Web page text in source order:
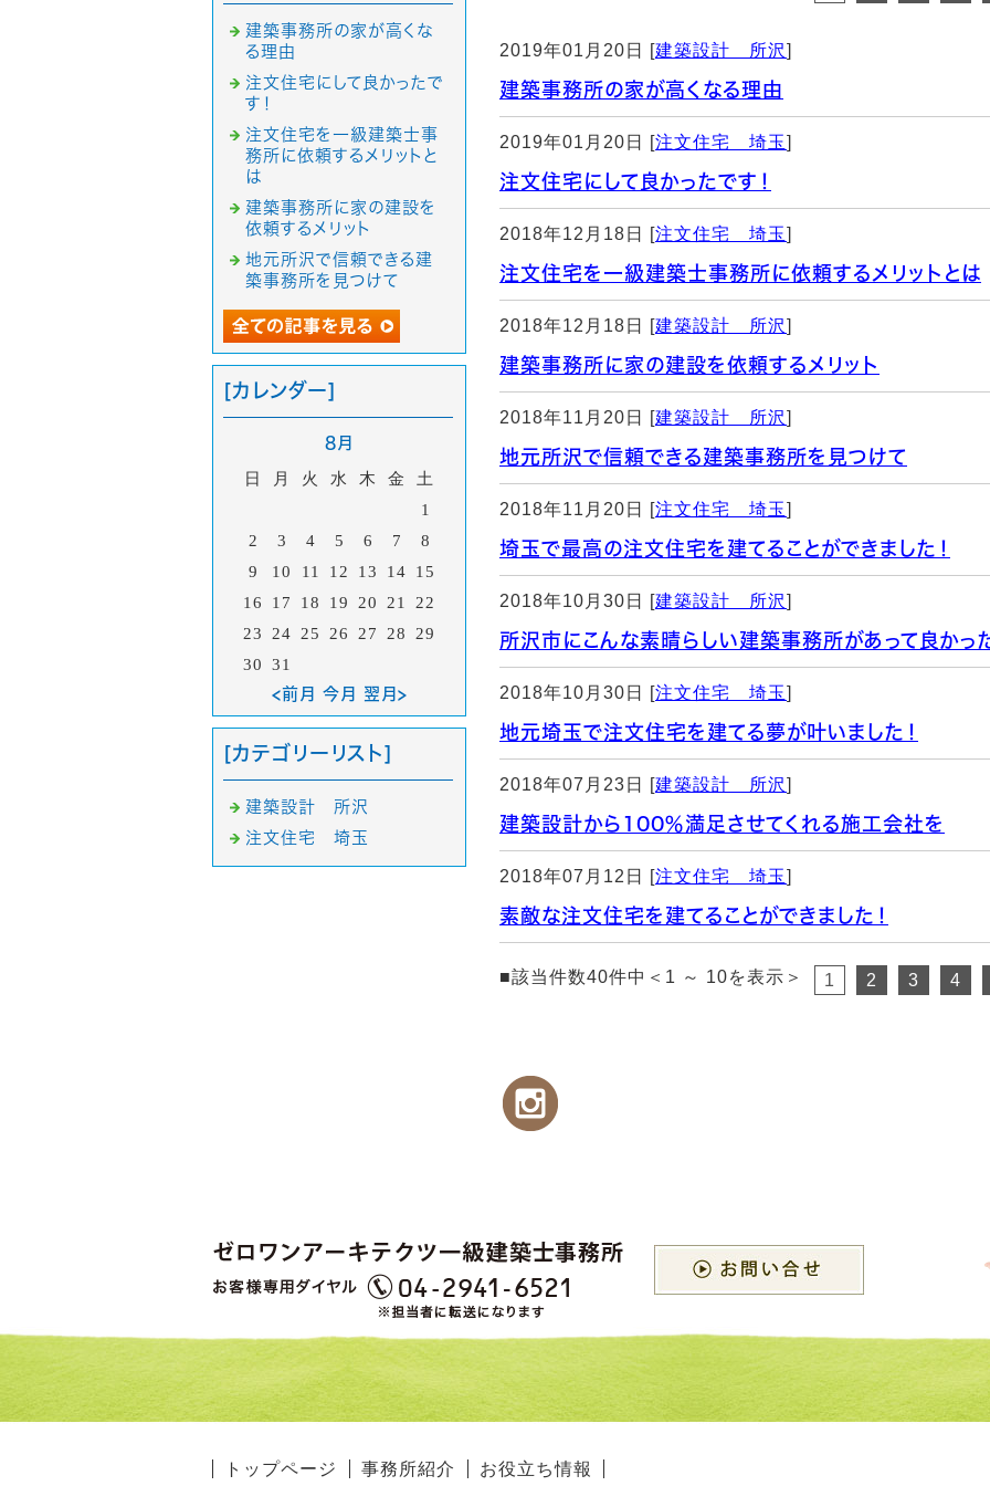
2019年01月20日 [建築設計 所沢]
建築事務所の家が高くなる理由
2019年01月20日 [注文住宅 埼玉]
注文住宅にして良かったです！
2018年12月18日 [注文住宅 埼玉]
注文住宅を一級建築士事務所に依頼するメリットとは
2018年12月18日 [建築設計 所沢]
建築事務所に家の建設を依頼するメリット
2018年11月20日 [建築設計 所沢]
地元所沢で信頼できる建築事務所を見つけて
2018年11月20日 [注文住宅 埼玉]
埼玉で最高の注文住宅を建てることができました！
2018年10月30日 [建築設計 所沢]
所沢市にこんな素晴らしい建築事務所があって良かっ
2018年10月30日 [注文住宅 埼玉]
地元埼玉で注文住宅を建てる夢が叶いました！
2018年07月23日 [建築設計 所沢]
建築設計から100％満足させてくれる施工会社を
2018年07月12日 [注文住宅 埼玉]
素敵な注文住宅を建てることができました！
■該当件数40件中＜1 ～ 10を表示＞ 1 2 3 4
建築事務所の家が高くな
る理由
注文住宅にして良かったで
す！
注文住宅を一級建築士事
務所に依頼するメリットと
は
建築事務所に家の建設を
依頼するメリット
地元所沢で信頼できる建
築事務所を見つけて
[カレンダー]
8月
日 月 火 水 木 金
土
1
2
3 4 5 6 7
8
9
10 11 12 13 14
15
16
17 18 19 20 21
22
23
24 25 26 27 28
29
30
31
<前月 今月 翌月>
[カテゴリーリスト]
建築設計 所沢
注文住宅 埼玉
トップページ 事務所紹介 お役立ち情報